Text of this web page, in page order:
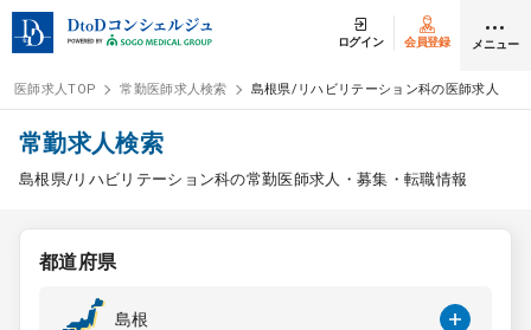
ログイン 会員登録 メニュー
ログイン
医師求人
常勤検索
医師求人TOP 常勤医師求人検索 島根県/リハビリテーション科の医師求人
常勤求人検索
島根県/リハビリテーション科の常勤医師求人・募集・転職情報
都道府県
島根